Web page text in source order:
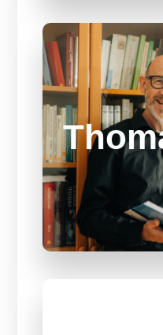
Tiefgang beim
aus
MEHR